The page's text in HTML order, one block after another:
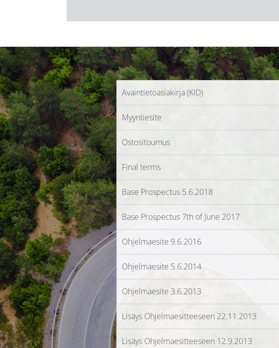
Avaintietoasiakirja (KID)
Myyntiesite
Ostositoumus
Final terms
Base Prospectus 5.6.2018
Base Prospectus 7th of June 2017
Ohjelmaesite 9.6.2016
Ohjelmaesite 5.6.2014
Ohjelmaesite 3.6.2013
Lisäys Ohjelmaesitteeseen 22.11.2013
Lisäys Ohjelmaesitteeseen 12.9.2013